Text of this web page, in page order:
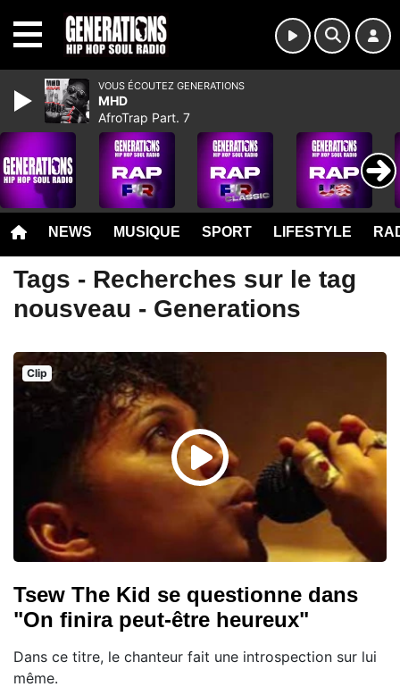
NEWS MUSIQUE SPORT LIFESTYLE
Tags - Recherches sur le tag
nousveau - Generations
Clip
Tsew The Kid se questionne dans
"On finira peut-être heureux"
Dans ce titre, le chanteur fait une introspection sur lui
même.
VOUS ÉCOUTEZ GENERATIONS
MHD
AfroTrap Part. 7